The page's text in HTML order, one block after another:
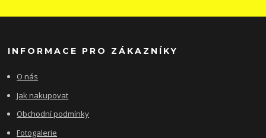
INFORMACE PRO ZÁKAZNÍKY
O nás
Jak nakupovat
Obchodní podmínky
Fotogalerie